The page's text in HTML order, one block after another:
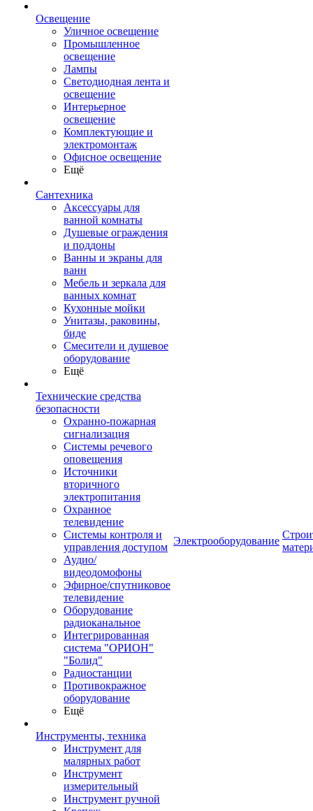
Освещение
Уличное освещение
Промышленное
освещение
Лампы
Светодиодная лента и
освещение
Интерьерное
освещение
Комплектующие и
электромонтаж
Офисное освещение
Ещё
Сантехника
Аксессуары для
ванной комнаты
Душевые ограждения
и поддоны
Ванны и экраны для
ванн
Мебель и зеркала для
ванных комнат
Кухонные мойки
Унитазы, раковины,
биде
Смесители и душевое
оборудование
Ещё
Технические средства
безопасности
Охранно-пожарная
сигнализация
Системы речевого
оповещения
Источники
вторичного
электропитания
Охранное
телевидение
Системы контроля и
управления доступом
Аудио/
видеодомофоны
Эфирное/спутниковое
телевидение
Оборудование
радиоканальное
Интегрированная
система "ОРИОН"
"Болид"
Радиостанции
Противокражное
оборудование
Ещё
Инструменты, техника
Инструмент для
малярных работ
Инструмент
измерительный
Инструмент ручной
Электрооборудование